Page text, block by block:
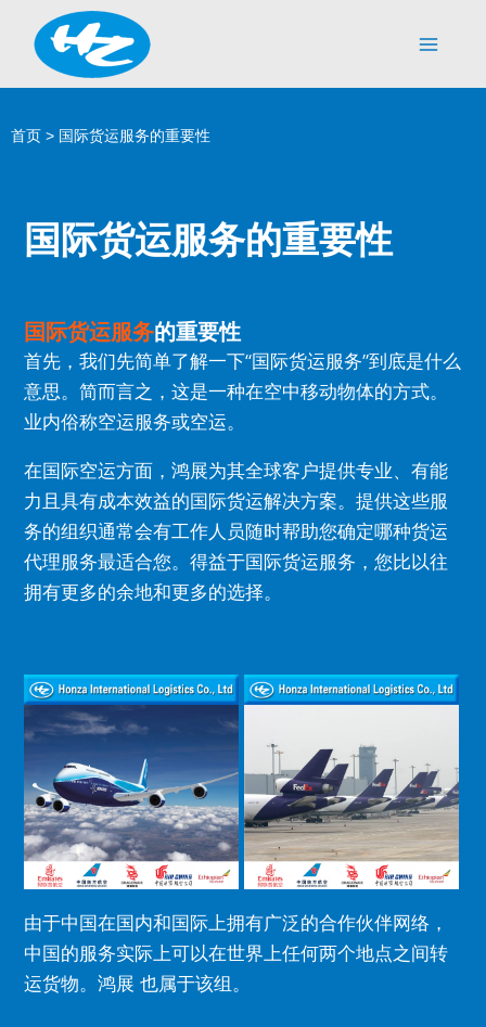
首页 > 国际货运服务的重要性
国际货运服务的重要性
国际货运服务的重要性
首先，我们先简单了解一下“国际货运服务”到底是什么
意思。简而言之，这是一种在空中移动物体的方式。
业内俗称空运服务或空运。
在国际空运方面，鸿展为其全球客户提供专业、有能
力且具有成本效益的国际货运解决方案。提供这些服
务的组织通常会有工作人员随时帮助您确定哪种货运
代理服务最适合您。得益于国际货运服务，您比以往
拥有更多的余地和更多的选择。
由于中国在国内和国际上拥有广泛的合作伙伴网络，
中国的服务实际上可以在世界上任何两个地点之间转
运货物。鸿展 也属于该组。